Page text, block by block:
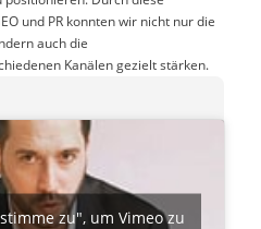
und PR konnten wir nicht nur die
auch die
Kanälen gezielt stärken.
zu", um Vimeo zu